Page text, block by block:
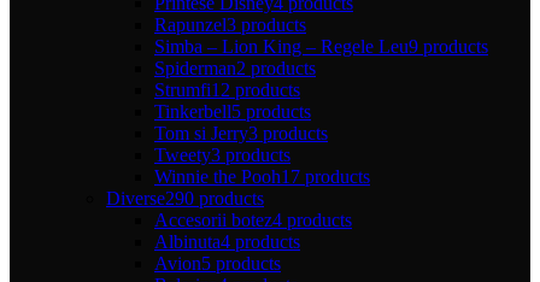
Rapunzel3 products
Simba – Lion King – Regele Leu9 products
Spiderman2 products
Strumfi12 products
Tinkerbell5 products
Tom si Jerry3 products
Tweety3 products
Winnie the Pooh17 products
Diverse290 products
Accesorii botez4 products
Albinuta4 products
Avion5 products